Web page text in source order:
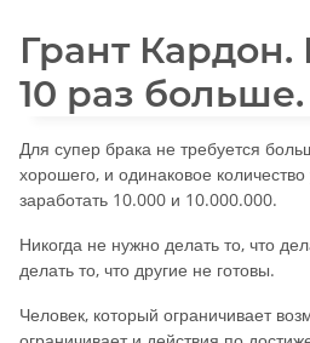
Грант
10 раз больше.
Для супер брака не требуется
хорошего, и одинаковое
заработать 10.000 и 10.000.000.
Никогда не нужно делать то, что
делать то, что другие не готовы.
Человек, который ограничивает